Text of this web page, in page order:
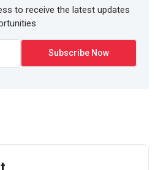
to receive the latest updates